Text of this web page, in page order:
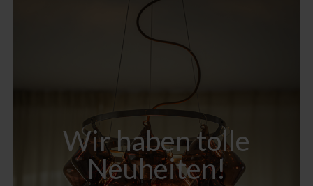
Wir haben tolle
Neuheiten!